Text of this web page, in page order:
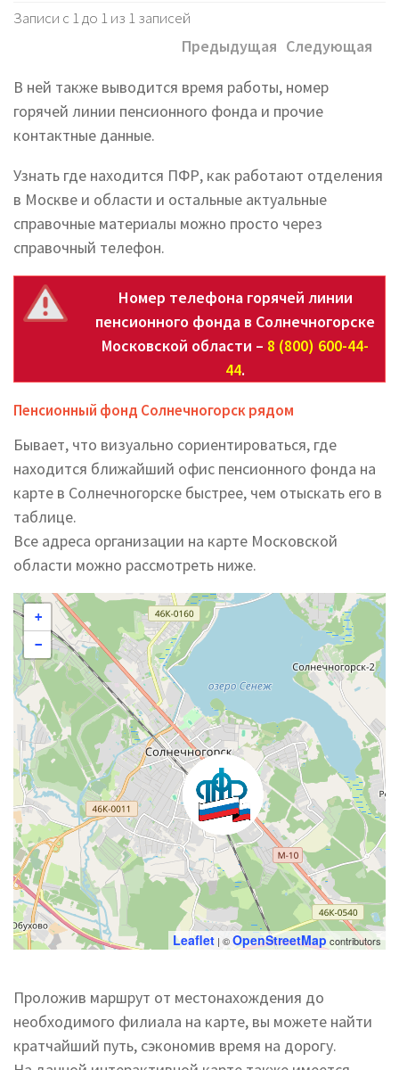
Записи с 1 до 1 из 1 записей
Предыдущая Следующая
В ней также выводится время работы, номер
горячей линии пенсионного фонда и прочие
контактные данные.
Узнать где находится ПФР, как работают отделения
в Москве и области и остальные актуальные
справочные материалы можно просто через
справочный телефон.
Номер телефона горячей линии
пенсионного фонда в Солнечногорске
Московской области – 8 (800) 600-44-
44.
Пенсионный фонд Солнечногорск рядом
Бывает, что визуально сориентироваться, где
находится ближайший офис пенсионного фонда на
карте в Солнечногорске быстрее, чем отыскать его в
таблице.
Все адреса организации на карте Московской
области можно рассмотреть ниже.
+
−
Leaflet | ©OpenStreetMap contributors
Проложив маршрут от местонахождения до
необходимого филиала на карте, вы можете найти
кратчайший путь, сэкономив время на дорогу.